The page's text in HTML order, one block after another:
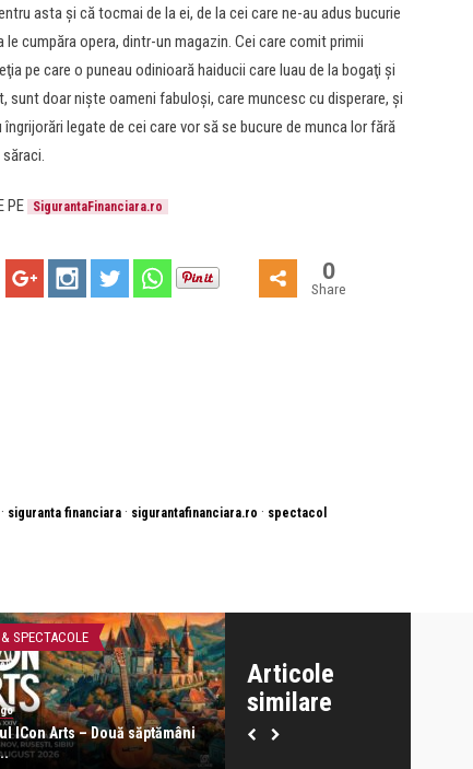
asta şi că tocmai de la ei, de la cei care ne-au adus bucurie
cumpăra opera, dintr-un magazin. Cei care comit primii
pe care o puneau odinioară haiducii care luau de la bogaţi şi
sunt doar nişte oameni fabuloşi, care muncesc cu disperare, şi
legate de cei care vor să se bucure de munca lor fără
PE SigurantaFinanciara.ro
0
Share
· siguranta financiara · sigurantafinanciara.ro · spectacol
Articole
similare
SPECTACOLE
ICon Arts – Două săptămâni
revistatango
Pass:ages de Ruxandra Donose s-a